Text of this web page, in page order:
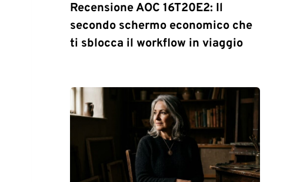
Recensione AOC 16T20E2: Il
secondo schermo economico che
ti sblocca il workflow in viaggio